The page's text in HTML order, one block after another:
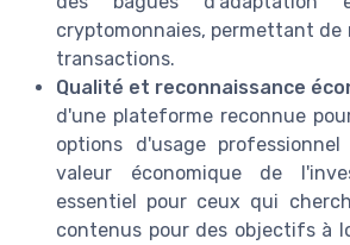
cryptomonnaies, permettant de
transactions.
Qualité et reconnaissance
d'une plateforme reconnue
options d'usage
valeur économique de
essentiel pour ceux qui
contenus pour des objectifs à